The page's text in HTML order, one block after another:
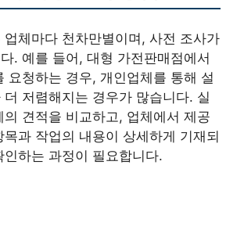
업체마다 천차만별이며, 사전 조사가
. 예를 들어, 대형 가전판매점에서
요청하는 경우, 개인업체를 통해 설
더 저렴해지는 경우가 많습니다. 실
견적을 비교하고, 업체에서 제공
과 작업의 내용이 상세하게 기재되
인하는 과정이 필요합니다.